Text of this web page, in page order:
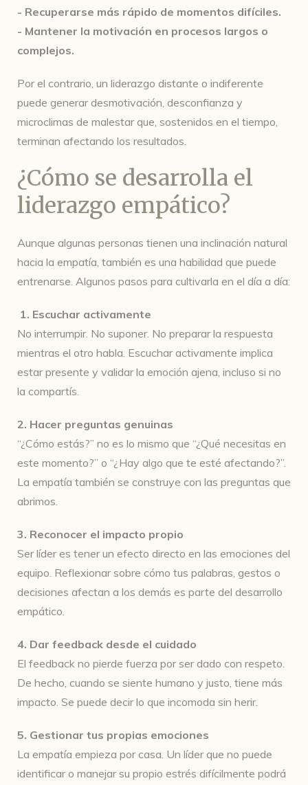
- Recuperarse más rápido de momentos difíciles.
- Mantener la motivación en procesos largos o
complejos.
Por el contrario, un liderazgo distante o indiferente
puede generar desmotivación, desconfianza y
microclimas de malestar que, sostenidos en el tiempo,
terminan afectando los resultados.
¿Cómo se desarrolla el
liderazgo empático?
Aunque algunas personas tienen una inclinación natural
hacia la empatía, también es una habilidad que puede
entrenarse. Algunos pasos para cultivarla en el día a día:
1. Escuchar activamente
No interrumpir. No suponer. No preparar la respuesta
mientras el otro habla. Escuchar activamente implica
estar presente y validar la emoción ajena, incluso si no
la compartís.
2. Hacer preguntas genuinas
“¿Cómo estás?” no es lo mismo que “¿Qué necesitas en
este momento?” o “¿Hay algo que te esté afectando?”.
La empatía también se construye con las preguntas que
abrimos.
3. Reconocer el impacto propio
Ser líder es tener un efecto directo en las emociones del
equipo. Reflexionar sobre cómo tus palabras, gestos o
decisiones afectan a los demás es parte del desarrollo
empático.
4. Dar feedback desde el cuidado
El feedback no pierde fuerza por ser dado con respeto.
De hecho, cuando se siente humano y justo, tiene más
impacto. Se puede decir lo que incomoda sin herir.
5. Gestionar tus propias emociones
La empatía empieza por casa. Un líder que no puede
identificar o manejar su propio estrés difícilmente podrá